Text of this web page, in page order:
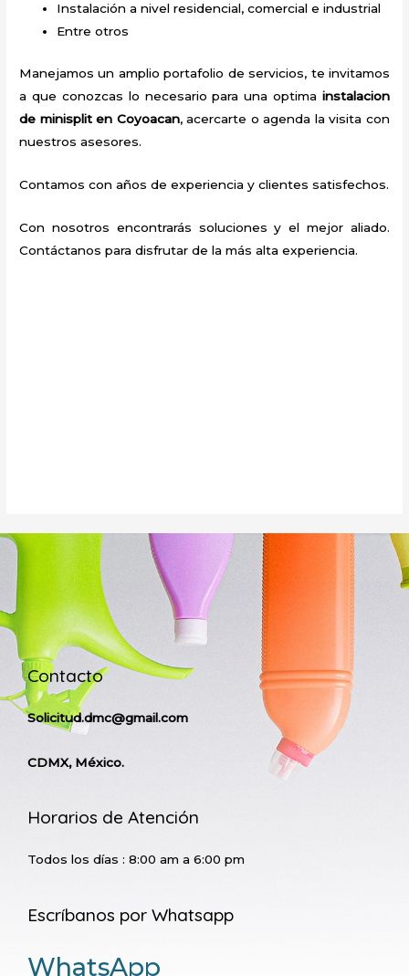
Instalación a nivel residencial, comercial e industrial
Entre otros
Manejamos un amplio portafolio de servicios, te invitamos
a que conozcas lo necesario para una optima instalacion
de minisplit en Coyoacan, acercarte o agenda la visita con
nuestros asesores.
Contamos con años de experiencia y clientes satisfechos.
Con nosotros encontrarás soluciones y el mejor aliado.
Contáctanos para disfrutar de la más alta experiencia.
Contacto
Solicitud.dmc@gmail.com
CDMX, México.
Horarios de Atención
Todos los días : 8:00 am a 6:00 pm
Escríbanos por Whatsapp
WhatsApp